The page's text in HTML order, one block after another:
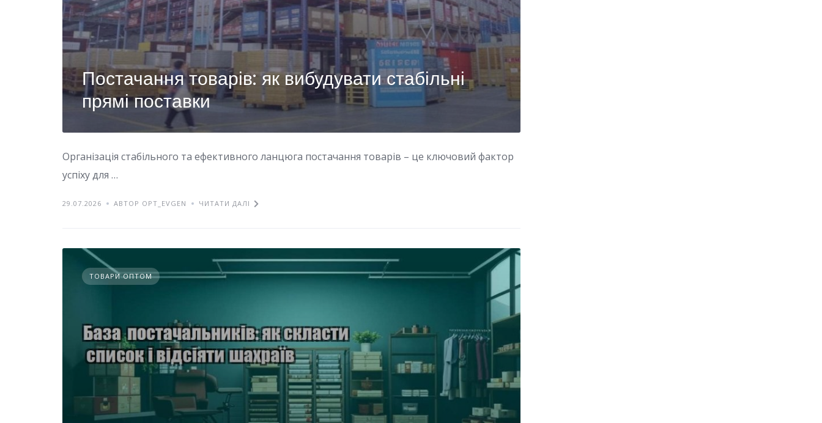
Постачання товарів: як вибудувати стабільні
прямі поставки
Організація стабільного та ефективного ланцюга постачання товарів – це ключовий фактор
успіху для …
29.07.2026 АВТОР OPT_EVGEN ЧИТАТИ ДАЛІ
ТОВАРИ ОПТОМ